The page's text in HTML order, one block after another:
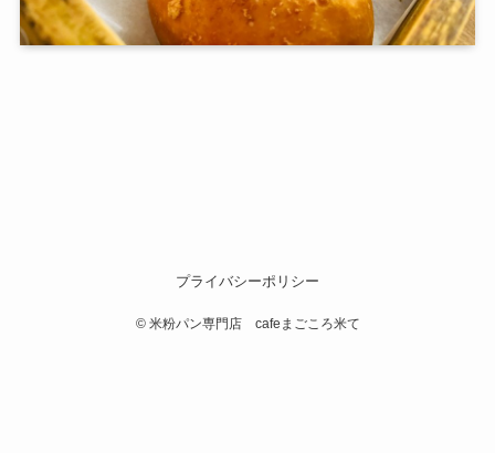
プライバシーポリシー
©米粉パン専門店 cafeまごころ米て